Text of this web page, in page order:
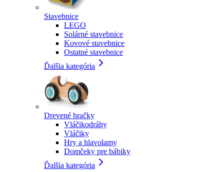
Stavebnice
LEGO
Solárné stavebnice
Kovové stavebnice
Ostatné stavebnice
Ďalšia kategória
Drevené hračky
Vláčikodráhy
Vláčiky
Hry a hlavolamy
Domčeky pre bábiky
Ďalšia kategória